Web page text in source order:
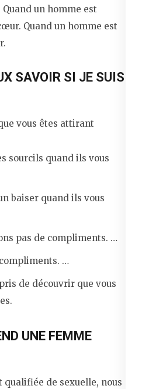
un homme est
Quand un homme est
SAVOIR SI JE SUIS
vous êtes attirant
sourcils quand ils vous
baiser quand ils vous
pas de compliments. …
…
de découvrir que vous
UNE FEMME
qualifiée de sexuelle, nous